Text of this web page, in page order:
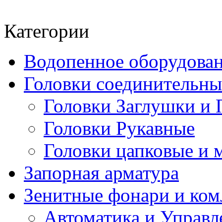
Категории
Водопенное
Головки
Головки Заглушки и
Головки Рукавные
Головки цапковые и
Запорная арматура
Зенитные фонари и
Автоматика и